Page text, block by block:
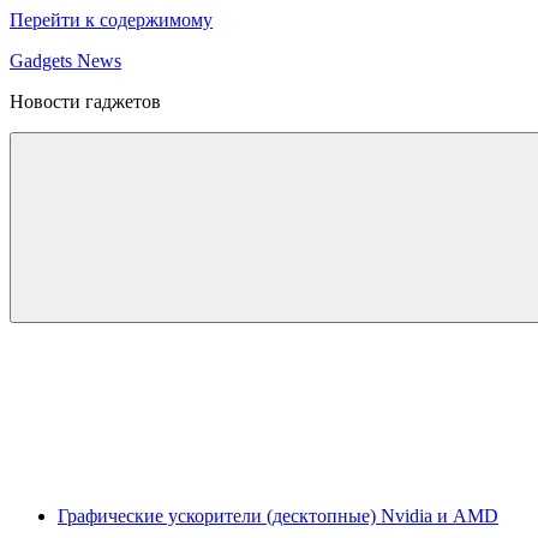
Перейти к содержимому
Gadgets News
Новости гаджетов
Графические ускорители (десктопные) Nvidia и AMD